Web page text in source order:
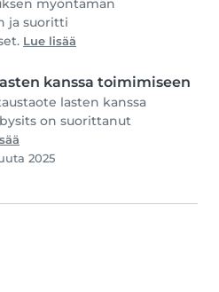
myöntämän
ja suoritti
Lue lisää
kanssa toimimiseen
lasten kanssa
on suorittanut
2025